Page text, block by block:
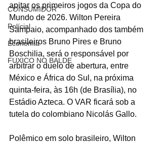
CONSUMIDOR
Polícial
Economia
FUXICO NO BALDE
apitar os primeiros jogos da Copa do
Mundo de 2026. Wilton Pereira
Sampaio, acompanhado dos também
brasileiros Bruno Pires e Bruno
Boschilia, será o responsável por
arbitrar o duelo de abertura, entre
México e África do Sul, na próxima
quinta-feira, às 16h (de Brasília), no
Estádio Azteca. O VAR ficará sob a
tutela do colombiano Nicolás Gallo.
Polêmico em solo brasileiro, Wilton